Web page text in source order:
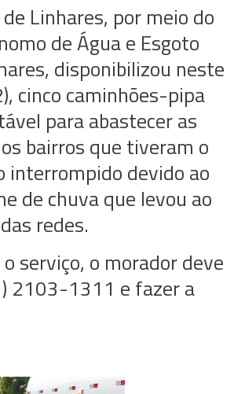
Linhares, por meio do
de Água e Esgoto
disponibilizou neste
cinco caminhões-pipa
para abastecer as
bairros que tiveram o
interrompido devido ao
de chuva que levou ao
redes.
serviço, o morador deve
2103-1311 e fazer a